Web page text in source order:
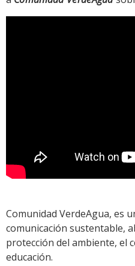
Comunidad VerdeAgua, es
comunicación sustentable,
protección del ambiente, el
educación.